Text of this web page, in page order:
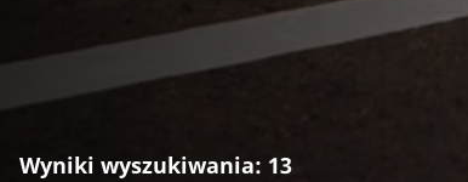
Wyniki wyszukiwania: 13